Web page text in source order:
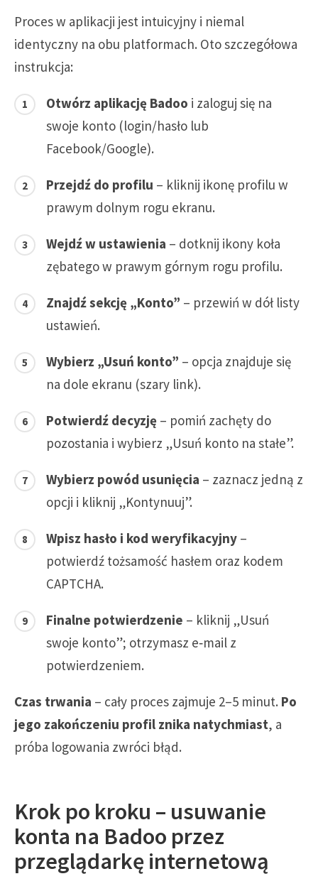
Proces w aplikacji jest intuicyjny i niemal
identyczny na obu platformach. Oto szczegółowa
instrukcja:
Otwórz aplikację Badoo i zaloguj się na
swoje konto (login/hasło lub
Facebook/Google).
Przejdź do profilu – kliknij ikonę profilu w
prawym dolnym rogu ekranu.
Wejdź w ustawienia – dotknij ikony koła
zębatego w prawym górnym rogu profilu.
Znajdź sekcję „Konto” – przewiń w dół listy
ustawień.
Wybierz „Usuń konto” – opcja znajduje się
na dole ekranu (szary link).
Potwierdź decyzję – pomiń zachęty do
pozostania i wybierz „Usuń konto na stałe”.
Wybierz powód usunięcia – zaznacz jedną z
opcji i kliknij „Kontynuuj”.
Wpisz hasło i kod weryfikacyjny –
potwierdź tożsamość hasłem oraz kodem
CAPTCHA.
Finalne potwierdzenie – kliknij „Usuń
swoje konto”; otrzymasz e‑mail z
potwierdzeniem.
Czas trwania – cały proces zajmuje 2–5 minut. Po
jego zakończeniu profil znika natychmiast, a
próba logowania zwróci błąd.
Krok po kroku – usuwanie
konta na Badoo przez
przeglądarkę internetową